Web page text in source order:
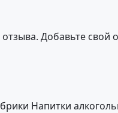
Добавьте свой
Напитки